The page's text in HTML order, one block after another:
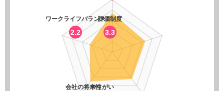
評価制度
3.3
やりがい
会社の将来性
ワークライフバランス
2.2